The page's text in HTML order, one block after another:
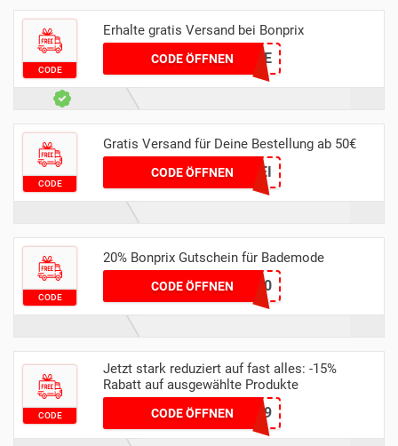
CODE
Erhalte gratis Versand bei Bonprix
CODE ÖFFNEN4FREE
CODE
Gratis Versand für Deine Bestellung ab 50€
CODE ÖFFNENPORTOFREI
CODE
20% Bonprix Gutschein für Bademode
CODE ÖFFNENBEACH20
CODE
Jetzt stark reduziert auf fast alles: -15%
Rabatt auf ausgewählte Produkte
CODE ÖFFNEN 3149